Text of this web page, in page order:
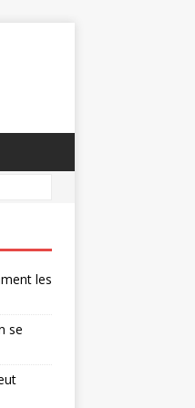
les
se